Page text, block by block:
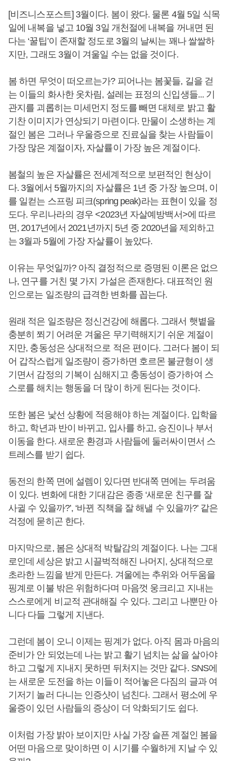
[비즈니스포스트] 3월이다. 봄이 왔다. 물론 4월 5일 식목
일에 내복을 넣고 10월 3일 개천절에 내복을 꺼내면 된
다는 ‘꿀팁’이 존재할 정도로 3월의 날씨는 꽤나 쌀쌀하
지만, 그래도 3월이 겨울일 수는 없을 것이다.
봄 하면 무엇이 떠오르는가? 피어나는 봄꽃들, 길을 걷
는 이들의 화사한 옷차림, 설레는 표정의 신입생들... 기
관지를 괴롭히는 미세먼지 정도를 빼면 대체로 밝고 활
기찬 이미지가 연상되기 마련이다. 만물이 소생하는 계
절인 봄은 그러나 우울증으로 진료실을 찾는 사람들이
가장 많은 계절이자, 자살률이 가장 높은 계절이다.
봄철의 높은 자살률은 전세계적으로 보편적인 현상이
다. 3월에서 5월까지의 자살률은 1년 중 가장 높으며, 이
를 일컫는 스프링 피크(spring peak)라는 표현이 있을 정
도다. 우리나라의 경우 <2023년 자살예방백서>에 따르
면, 2017년에서 2021년까지 5년 중 2020년을 제외하고
는 3월과 5월에 가장 자살률이 높았다.
이유는 무엇일까? 아직 결정적으로 증명된 이론은 없으
나, 연구를 거친 몇 가지 가설은 존재한다. 대표적인 원
인으로는 일조량의 급격한 변화를 꼽는다.
원래 적은 일조량은 정신건강에 해롭다. 그래서 햇볕을
충분히 쬐기 어려운 겨울은 무기력해지기 쉬운 계절이
지만, 충동성은 상대적으로 적은 편이다. 그러다 봄이 되
어 갑작스럽게 일조량이 증가하면 호르몬 불균형이 생
기면서 감정의 기복이 심해지고 충동성이 증가하여 스
스로를 해치는 행동을 더 많이 하게 된다는 것이다.
또한 봄은 낯선 상황에 적응해야 하는 계절이다. 입학을
하고, 학년과 반이 바뀌고, 입사를 하고, 승진이나 부서
이동을 한다. 새로운 환경과 사람들에 둘러싸이면서 스
트레스를 받기 쉽다.
동전의 한쪽 면에 설렘이 있다면 반대쪽 면에는 두려움
이 있다. 변화에 대한 기대감은 종종 ‘새로운 친구를 잘
사귈 수 있을까?’, ‘바뀐 직책을 잘 해낼 수 있을까?’ 같은
걱정에 묻히곤 한다.
마지막으로, 봄은 상대적 박탈감의 계절이다. 나는 그대
로인데 세상은 밝고 시끌벅적해진 나머지, 상대적으로
초라한 느낌을 받게 만든다. 겨울에는 추위와 어두움을
핑계로 이불 밖은 위험하다며 마음껏 웅크리고 지내는
스스로에게 비교적 관대해질 수 있다. 그리고 나뿐만 아
니다 다들 그렇게 지낸다.
그런데 봄이 오니 이제는 핑계가 없다. 아직 몸과 마음의
준비가 안 되었는데 나는 밝고 활기 넘치는 삶을 살아야
하고 그렇게 지내지 못하면 뒤처지는 것만 같다. SNS에
는 새로운 도전을 하는 이들이 적어놓은 다짐의 글과 여
기저기 놀러 다니는 인증샷이 넘친다. 그래서 평소에 우
울증이 있던 사람들의 증상이 더 악화되기도 쉽다.
이처럼 가장 밝아 보이지만 사실 가장 슬픈 계절인 봄을
어떤 마음으로 맞이하면 이 시기를 수월하게 지날 수 있